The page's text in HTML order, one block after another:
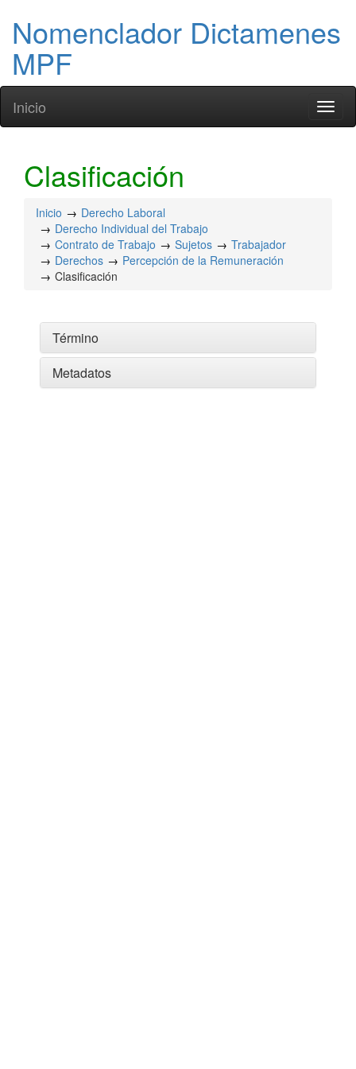
Nomenclador Dictamenes
MPF
Inicio
Clasificación
Inicio
Derecho Laboral
Derecho Individual del Trabajo
Contrato de Trabajo
Sujetos
Trabajador
Derechos
Percepción de la Remuneración
Clasificación
Término
Metadatos